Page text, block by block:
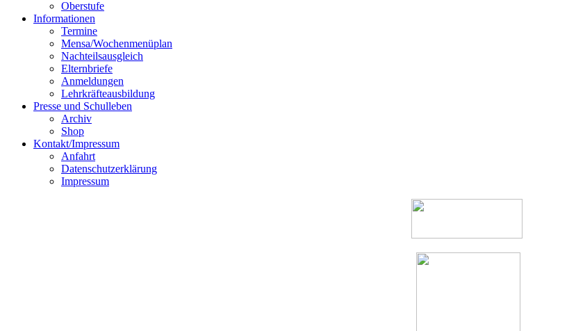
Oberstufe
Informationen
Termine
Mensa/Wochenmenüplan
Nachteilsausgleich
Elternbriefe
Anmeldungen
Lehrkräfteausbildung
Presse und Schulleben
Archiv
Shop
Kontakt/Impressum
Anfahrt
Datenschutzerklärung
Impressum